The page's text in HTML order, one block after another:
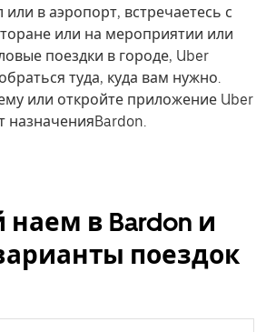
или в аэропорт, встречаетесь с
или на мероприятии или
поездки в городе, Uber
туда, куда вам нужно.
или откройте приложение Uber
назначенияBardon.
наем в Bardon и
поездок